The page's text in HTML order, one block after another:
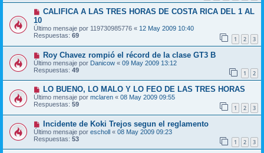
CALIFICA A LAS TRES HORAS DE COSTA RICA DEL 1 AL
10
Último mensaje por 119730985776 « 12 May 2009 10:40
Respuestas: 69 1 2 3
Roy Chavez rompió el récord de la clase GT3 B
Último mensaje por Danicow « 09 May 2009 13:12
Respuestas: 49 1 2
LO BUENO, LO MALO Y LO FEO DE LAS TRES HORAS
Último mensaje por mclaren « 08 May 2009 09:55
Respuestas: 59 1 2 3
Incidente de Koki Trejos segun el reglamento
Último mensaje por escholl « 08 May 2009 09:23
Respuestas: 53 1 2 3